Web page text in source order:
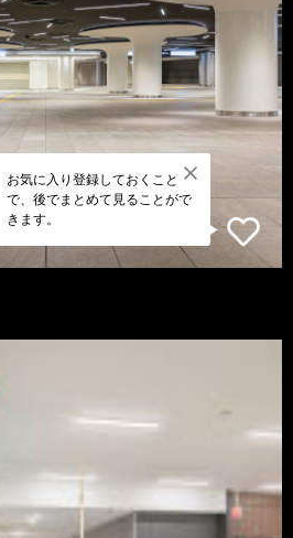
お気に入り登録しておくこと
で、後でまとめて見ることがで
きます。